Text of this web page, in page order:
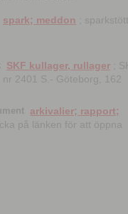
spark; meddon ;
SKF kullager, rullager ;
2401 S.- Göteborg, 162
arkivalier; rapport;
på länken för att öppna